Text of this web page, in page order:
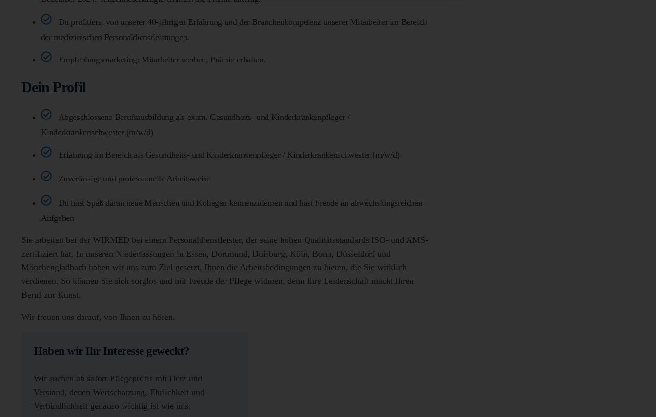
Du profitierst von unserer 40-jährigen Erfahrung und der Branchenkompetenz unserer Mitarbeiter im Bereich
der medizinischen Personaldienstleistungen.
Empfehlungsmarketing: Mitarbeiter werben, Prämie erhalten.
Dein Profil
Abgeschlossene Berufsausbildung als exam. Gesundheits- und Kinderkrankenpfleger /
Kinderkrankenschwester (m/w/d)
Erfahrung im Bereich als Gesundheits- und Kinderkrankenpfleger / Kinderkrankenschwester (m/w/d)
Zuverlässige und professionelle Arbeitsweise
Du hast Spaß daran neue Menschen und Kollegen kennenzulernen und hast Freude an abwechslungsreichen
Aufgaben
Sie arbeiten bei der WIRMED bei einem Personaldienstleister, der seine hohen Qualitätsstandards ISO- und AMS-
zertifiziert hat. In unseren Niederlassungen in Essen, Dortmund, Duisburg, Köln, Bonn, Düsseldorf und
Mönchengladbach haben wir uns zum Ziel gesetzt, Ihnen die Arbeitsbedingungen zu bieten, die Sie wirklich
verdienen. So können Sie sich sorglos und mit Freude der Pflege widmen, denn Ihre Leidenschaft macht Ihren
Beruf zur Kunst.
Wir freuen uns darauf, von Ihnen zu hören.
Haben wir Ihr Interesse geweckt?
Wir suchen ab sofort Pflegeprofis mit Herz und
Verstand, denen Wertschätzung, Ehrlichkeit und
Verbindlichkeit genauso wichtig ist wie uns.